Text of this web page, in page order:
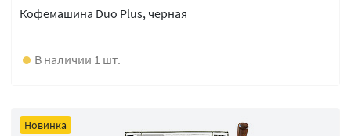
Кофемашина Duo Plus, черная
В наличии 1 шт.
Новинка